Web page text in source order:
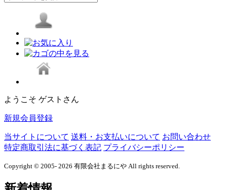
ようこそ ゲストさん
新規会員登録
当サイトについて 送料・お支払いについて お問い合わせ
特定商取引法に基づく表記 プライバシーポリシー
Copyright © 2005- 2026 有限会社まるにや All rights reserved.